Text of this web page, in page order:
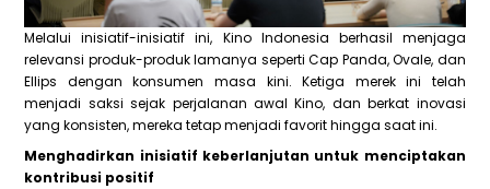
Melalui inisiatif-inisiatif ini, Kino Indonesia berhasil menjaga
relevansi produk-produk lamanya seperti Cap Panda, Ovale, dan
Ellips dengan konsumen masa kini. Ketiga merek ini telah
menjadi saksi sejak perjalanan awal Kino, dan berkat inovasi
yang konsisten, mereka tetap menjadi favorit hingga saat ini.
Menghadirkan inisiatif keberlanjutan untuk menciptakan
kontribusi positif